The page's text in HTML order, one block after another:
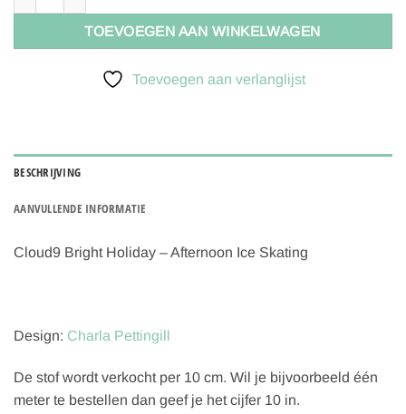
TOEVOEGEN AAN WINKELWAGEN
Toevoegen aan verlanglijst
BESCHRIJVING
AANVULLENDE INFORMATIE
Cloud9 Bright Holiday – Afternoon Ice Skating
Design: Charla Pettingill
De stof wordt verkocht per 10 cm. Wil je bijvoorbeeld één
meter te bestellen dan geef je het cijfer 10 in.